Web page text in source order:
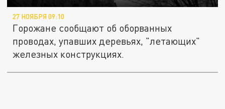
27 НОЯБРЯ 09:10
Горожане сообщают об оборванных
проводах, упавших деревьях, "летающих"
железных конструкциях.